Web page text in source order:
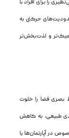
را برای افراد با
حرکتی به
و لذت‌بخش‌تر
بصری فضا را خلوت
طبیعی، به کاهش
در آپارتمان‌ها یا